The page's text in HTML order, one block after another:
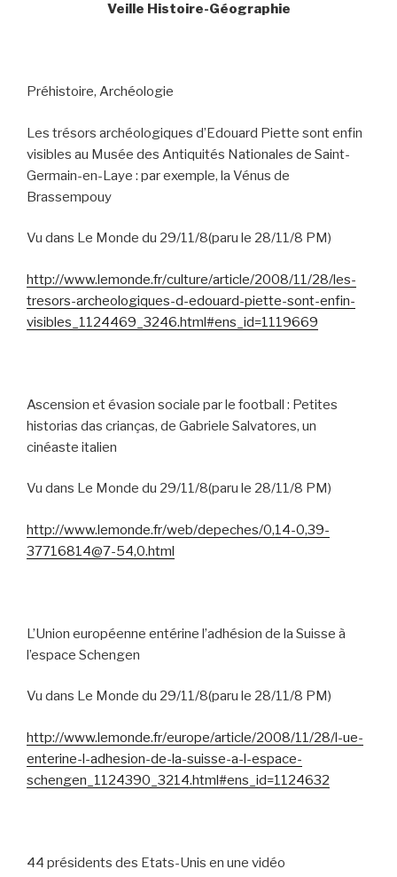
Veille Histoire-Géographie
Préhistoire, Archéologie
Les trésors archéologiques d’Edouard Piette sont enfin
visibles au Musée des Antiquités Nationales de Saint-
Germain-en-Laye : par exemple, la Vénus de
Brassempouy
Vu dans Le Monde du 29/11/8(paru le 28/11/8 PM)
http://www.lemonde.fr/culture/article/2008/11/28/les-
tresors-archeologiques-d-edouard-piette-sont-enfin-
visibles_1124469_3246.html#ens_id=1119669
Ascension et évasion sociale par le football : Petites
historias das crianças, de Gabriele Salvatores, un
cinéaste italien
Vu dans Le Monde du 29/11/8(paru le 28/11/8 PM)
http://www.lemonde.fr/web/depeches/0,14-0,39-
37716814@7-54,0.html
L’Union européenne entérine l’adhésion de la Suisse à
l’espace Schengen
Vu dans Le Monde du 29/11/8(paru le 28/11/8 PM)
http://www.lemonde.fr/europe/article/2008/11/28/l-ue-
enterine-l-adhesion-de-la-suisse-a-l-espace-
schengen_1124390_3214.html#ens_id=1124632
44 présidents des Etats-Unis en une vidéo